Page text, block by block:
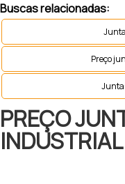
Buscas relacionadas:
Preço
PREÇO
INDUSTRIAL